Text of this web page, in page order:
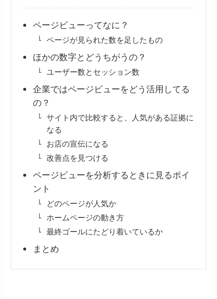
ページビューってなに？
ページが見られた数を足したもの
ほかの数字とどうちがうの？
ユーザー数とセッション数
企業ではページビューをどう活用してる
の？
サイト内で比較すると、人気がある証拠に
なる
お店の宣伝になる
改善点を見つける
ページビューを分析するときに見るポイ
ント
どのページが人気か
ホームページの動き方
最終ゴールにたどり着いているか
まとめ